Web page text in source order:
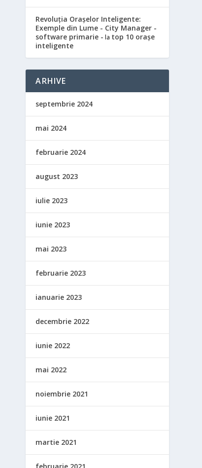
Revoluția Orașelor Inteligente:
Exemple din Lume - City Manager -
software primarie - la top 10 orașe
inteligente
ARHIVE
septembrie 2024
mai 2024
februarie 2024
august 2023
iulie 2023
iunie 2023
mai 2023
februarie 2023
ianuarie 2023
decembrie 2022
iunie 2022
mai 2022
noiembrie 2021
iunie 2021
martie 2021